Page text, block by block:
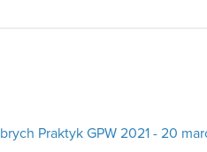
Praktyk GPW 2021 - 20